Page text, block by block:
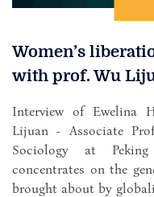
Women’s
with prof. Wu
Interview of Ewelina
Lijuan - Associate
Sociology at
concentrates on the
brought about by